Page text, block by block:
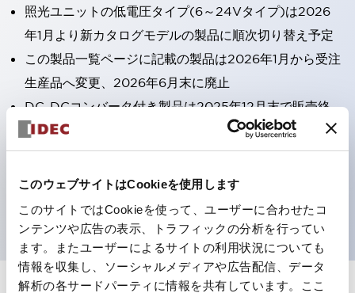
このウェブサイトはCookieを使用します
このサイトではCookieを使って、ユーザーに合わせたコ
ンテンツや広告の表示、トラフィックの分析を行ってい
ます。またユーザーによるサイトの利用状況についても
情報を収集し、ソーシャルメディアや広告配信、データ
解析の各サードパーティに情報を共有しています。ここ
照光ユニットの低電圧タイプ(6～24Vタイプ)は2026
年1月より新カタログモデルの製品に順次切り替え予定
この製品一覧ページに記載の製品は2026年1月から受注
生産品へ変更、2026年6月末に廃止
DC-DCコンバータ付き製品は2025年12月末で販売終
了
丸形圧着端子の配線工数を大幅に削減。（パイロットラ
イトのダイレクトタイプを除く）
UL、CSA、TÜV、CCC認証品。